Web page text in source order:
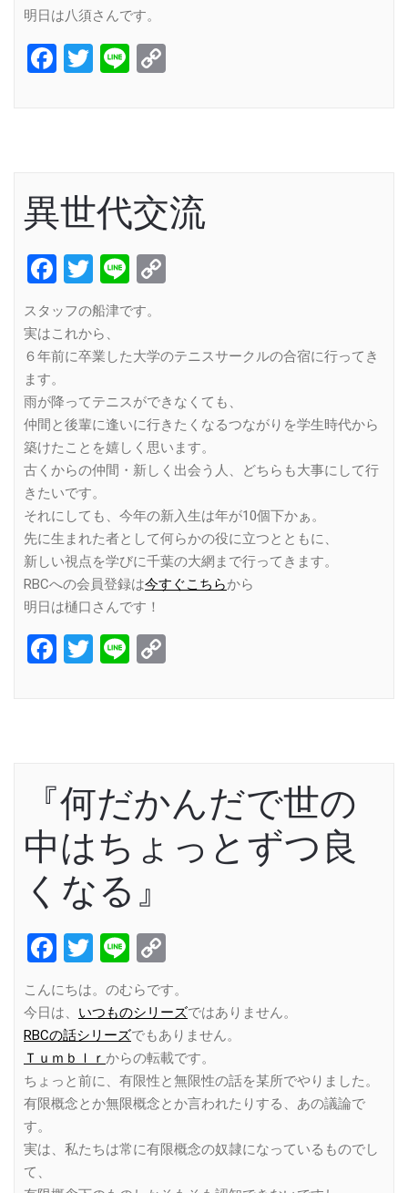
明日は八須さんです。
Facebook
Twitter
Line
異世代交流
Facebook
Twitter
Line
スタッフの船津です。
実はこれから、
６年前に卒業した大学のテニスサークルの合宿に行ってき
ます。
雨が降ってテニスができなくても、
仲間と後輩に逢いに行きたくなるつながりを学生時代から
築けたことを嬉しく思います。
古くからの仲間・新しく出会う人、どちらも大事にして行
きたいです。
それにしても、今年の新入生は年が10個下かぁ。
先に生まれた者として何らかの役に立つとともに、
新しい視点を学びに千葉の大網まで行ってきます。
RBCへの会員登録は今すぐこちらから
明日は樋口さんです！
Facebook
Twitter
Line
『何だかんだで世の
中はちょっとずつ良
くなる』
Facebook
Twitter
Line
Link
こんにちは。のむらです。
今日は、 いつものシリーズではありません。
RBCの話シリーズでもありません。
Ｔｕｍｂｌｒ からの転載です。
ちょっと前に、有限性と無限性の話を某所でやりました。
有限概念とか無限概念とか言われたりする、あの議論で
す。
実は、私たちは常に有限概念の奴隷になっているものでし
て、